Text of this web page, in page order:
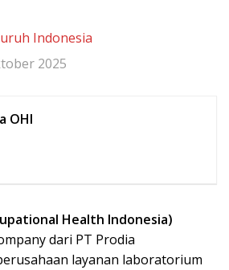
Indonesia
2025
OHI
Health Indonesia)
dari PT Prodia
layanan laboratorium